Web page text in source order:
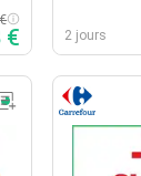
€ 2 jours